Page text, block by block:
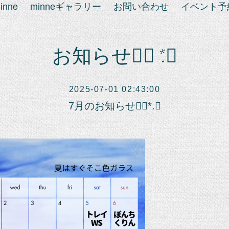
minneギャラリー お問い合わせ イベント予
お知らせ❁⃘*.ﾟ
2025-07-01 02:43:00
7月のお知らせ❁⃘*.ﾟ